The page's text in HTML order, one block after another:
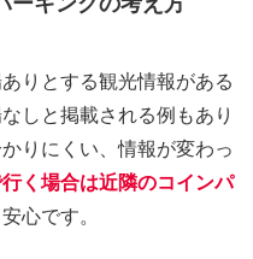
りとする観光情報がある
しと掲載される例もあり
りにくい、情報が変わっ
く場合は近隣のコインパ
心です。